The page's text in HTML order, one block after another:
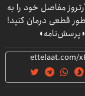
مفاصل خود را به
طور قطعی درمان کنید!
◗پرسش‌نامه◖